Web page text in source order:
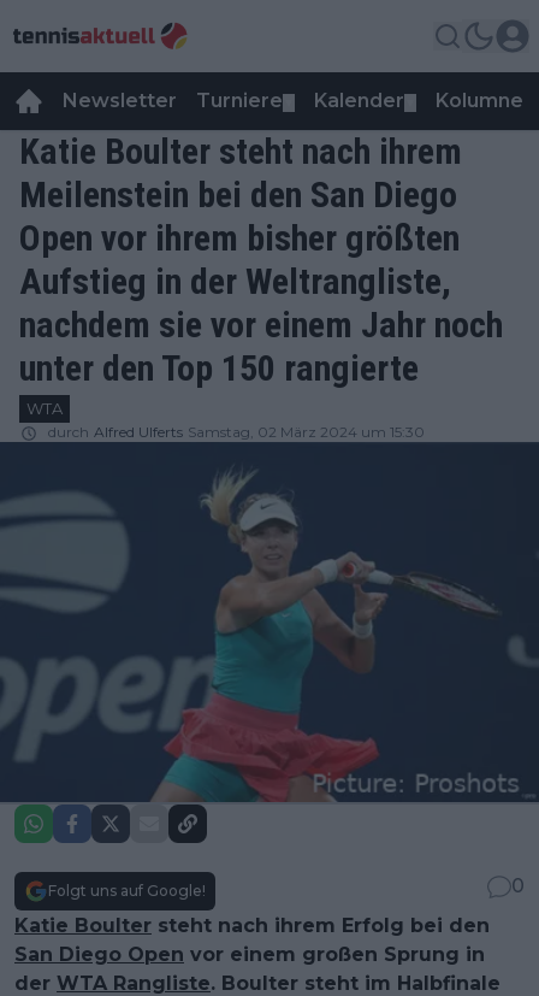
Newsletter Turniere Kalender Kolumnen
Katie Boulter steht nach ihrem
Meilenstein bei den San Diego
Open vor ihrem bisher größten
Aufstieg in der Weltrangliste,
nachdem sie vor einem Jahr noch
unter den Top 150 rangierte
WTA
durch Alfred Ulferts Samstag, 02 März 2024 um 15:30
Folgt uns auf Google!
0
Katie Boulter steht nach ihrem Erfolg bei den
San Diego Open vor einem großen Sprung in
der WTA Rangliste. Boulter steht im Halbfinale